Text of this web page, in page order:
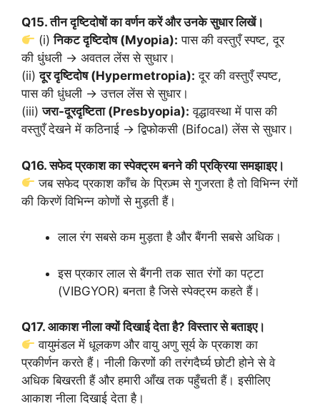
Q15. तीन दृष्टिदोषों का वर्णन करें और उनके सुधार लिखें।
(i)निकट दृष्टिदोष (Myopia): पास की वस्तुएँ स्पष्ट, दूर
की धुंधली → अवतल लेंस से सुधार।
(ii)दूर दृष्टिदोष (Hypermetropia): दूर की वस्तुएँ स्पष्ट,
पास की धुंधली → उत्तल लेंस से सुधार।
(iii)जरा-दूरदृष्टिता (Presbyopia): वृद्धावस्था में पास की
वस्तुएँ देखने में कठिनाई → द्विफोकसी (Bifocal) लेंस से सुधार।
Q16. सफेद प्रकाश का स्पेक्ट्रम बनने की प्रक्रिया समझाइए।
जब सफेद प्रकाश काँच के प्रिज़्म से गुजरता है तो विभिन्न रंगों
की किरणें विभिन्न कोणों से मुड़ती हैं।
लाल रंग सबसे कम मुड़ता है और बैंगनी सबसे अधिक।
इस प्रकार लाल से बैंगनी तक सात रंगों का पट्टा
(VIBGYOR) बनता है जिसे स्पेक्ट्रम कहते हैं।
Q17. आकाश नीला क्यों दिखाई देता है? विस्तार से बताइए।
वायुमंडल में धूलकण और वायु अणु सूर्य के प्रकाश का
प्रकीर्णन करते हैं। नीली किरणों की तरंगदैर्घ्य छोटी होने से वे
अधिक बिखरती हैं और हमारी आँख तक पहुँचती हैं। इसीलिए
आकाश नीला दिखाई देता है।